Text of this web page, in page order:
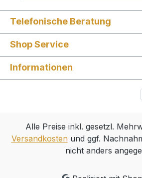
Telefonische Beratung
Shop Service
Informationen
Alle Preise inkl. gesetzl.
Versandkostenund ggf.
nicht anders